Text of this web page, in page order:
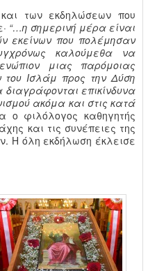
των εκδηλώσεων που
“…η σημερινή μέρα είναι
εκείνων που πολέμησαν
καλούμεθα να
μιας παρόμοιας
του Ισλάμ προς την Δύση
διαγράφονται επικίνδυνα
ακόμα και στις κατά
ο φιλόλογος καθηγητής
και τις συνέπειες της
Η όλη εκδήλωση έκλεισε